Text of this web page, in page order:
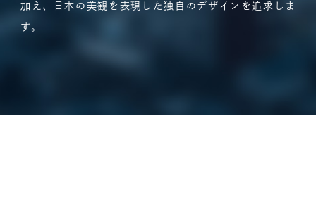
加え、日本の美観を表現した独自のデザインを追求しま
す。